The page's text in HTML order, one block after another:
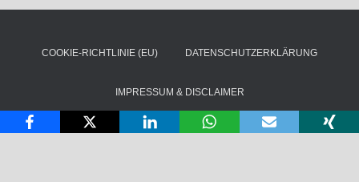
COOKIE-RICHTLINIE (EU) DATENSCHUTZERKLÄRUNG
IMPRESSUM & DISCLAIMER